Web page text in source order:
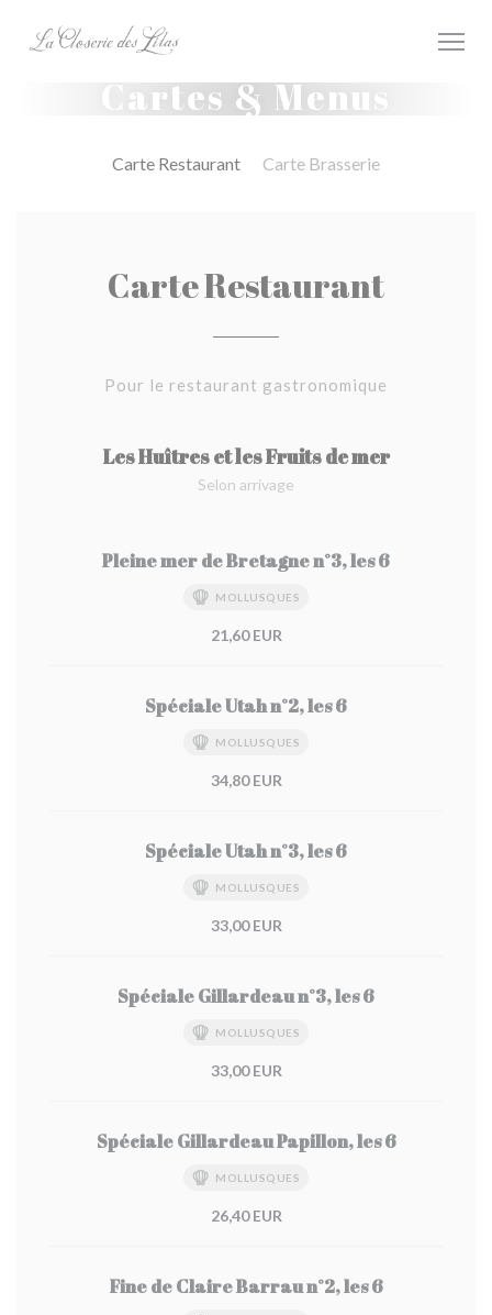
Cartes & Menus
Carte Restaurant Carte Brasserie
Carte Restaurant
Pour le restaurant gastronomique
Les Huîtres et les Fruits de mer
Selon arrivage
Pleine mer de Bretagne n°3, les 6
MOLLUSQUES
21,60 EUR
Spéciale Utah n°2, les 6
MOLLUSQUES
34,80 EUR
Spéciale Utah n°3, les 6
MOLLUSQUES
33,00 EUR
Spéciale Gillardeau n°3, les 6
MOLLUSQUES
33,00 EUR
Spéciale Gillardeau Papillon, les 6
MOLLUSQUES
26,40 EUR
Fine de Claire Barrau n°2, les 6